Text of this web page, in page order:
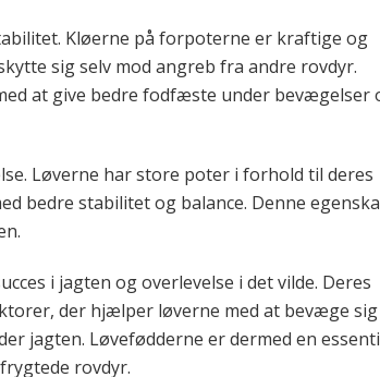
Kløerne på forpoterne er kraftige og
sig selv mod angreb fra andre rovdyr.
at give bedre fodfæste under bevægelser
Løverne har store poter i forhold til deres
bedre stabilitet og balance. Denne
i jagten og overlevelse i det vilde. Deres
der hjælper løverne med at bevæge sig
jagten. Løvefødderne er dermed en
rovdyr.